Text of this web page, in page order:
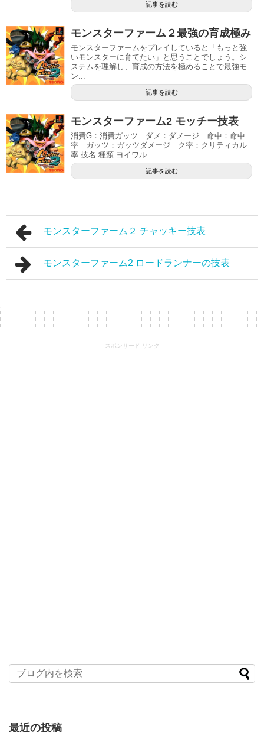
記事を読む
モンスターファーム２最強の育成極み
モンスターファームをプレイしていると「もっと強
いモンスターに育てたい」と思うことでしょう。シ
ステムを理解し、育成の方法を極めることで最強モ
ン...
記事を読む
モンスターファーム2 モッチー技表
消費G：消費ガッツ ダメ：ダメージ 命中：命中
率 ガッツ：ガッツダメージ ク率：クリティカル
率 技名 種類 ヨイワル ...
記事を読む
モンスターファーム２ チャッキー技表
モンスターファーム2 ロードランナーの技表
スポンサード リンク
最近の投稿